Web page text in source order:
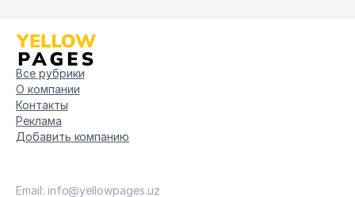
Все рубрики
О компании
Контакты
Реклама
Добавить компанию
Email: info@yellowpages.uz